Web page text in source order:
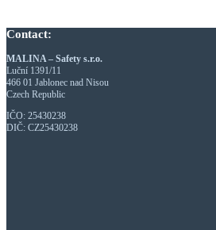
Contact:
MALINA – Safety s.r.o.
Luční 1391/11
466 01 Jablonec nad Nisou
Czech Republic
IČO: 25430238
DIČ: CZ25430238